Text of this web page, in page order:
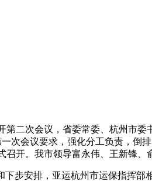
第二次会议，省委常委、杭州市
次会议要求，强化分工负责，
开。我市领导富永伟、王新锋、
步安排，亚运杭州市运保指挥部